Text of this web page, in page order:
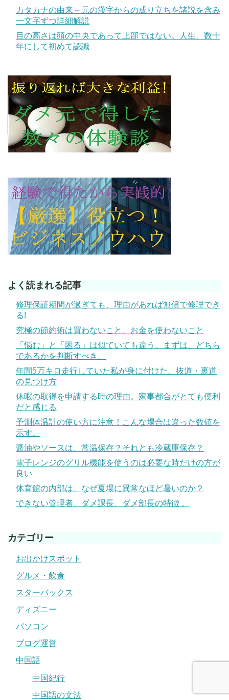
カタカナの由来～元の漢字からの成り立ちを諸説を含み
一文字ずつ詳細解説
目の高さは頭の中央であって上部ではない。人生、数十
年にして初めて認識
よく読まれる記事
修理保証期間が過ぎても、理由があれば無償で修理でき
る!
究極の節約術は買わないこと、お金を使わないこと
「悩む」と「困る」は似ていても違う。まずは、どちら
であるかを判断すべき。
年間5万キロ走行していた私が身に付けた、抜道・裏道
の見つけ方
休暇の取得を申請する時の理由。家事都合がとても便利
だと感じる
予測体温計の使い方に注意！こんな場合は違った数値を
示す。
醤油やソースは、常温保存？それとも冷蔵庫保存？
電子レンジのグリル機能を使うのは必要な時だけの方が
良い
体育館の内部は、なぜ夏場に異常なほど暑いのか？
できない管理者、ダメ課長、ダメ部長の特徴 。
カテゴリー
お出かけスポット
グルメ・飲食
スターバックス
ディズニー
パソコン
ブログ運営
中国語
中国紀行
中国語の文法